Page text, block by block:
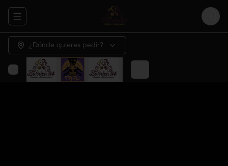
Abrir menu de navegación Login
¿Dónde quieres pedir?